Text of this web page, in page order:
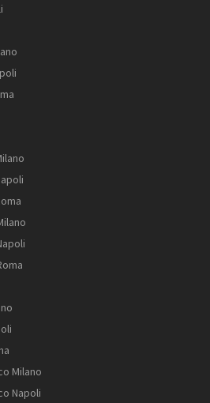
Milano
Napoli